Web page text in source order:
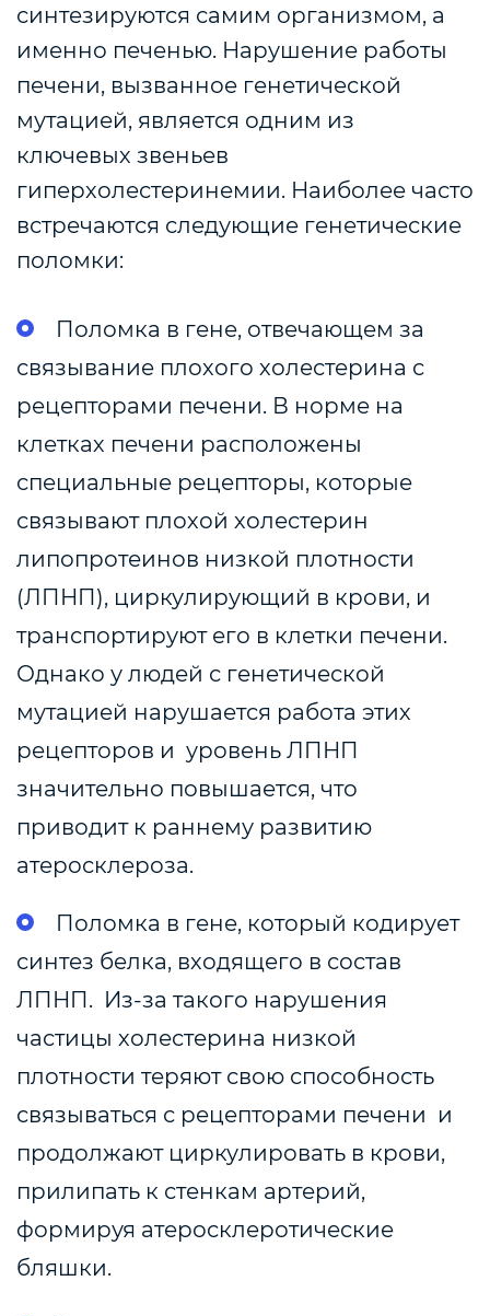
синтезируются самим организмом, а
именно печенью. Нарушение работы
печени, вызванное генетической
мутацией, является одним из
ключевых звеньев
гиперхолестеринемии. Наиболее часто
встречаются следующие генетические
поломки:
Поломка в гене, отвечающем за
связывание плохого холестерина с
рецепторами печени. В норме на
клетках печени расположены
специальные рецепторы, которые
связывают плохой холестерин
липопротеинов низкой плотности
(ЛПНП), циркулирующий в крови, и
транспортируют его в клетки печени.
Однако у людей с генетической
мутацией нарушается работа этих
рецепторов и уровень ЛПНП
значительно повышается, что
приводит к раннему развитию
атеросклероза.
Поломка в гене, который кодирует
синтез белка, входящего в состав
ЛПНП. Из-за такого нарушения
частицы холестерина низкой
плотности теряют свою способность
связываться с рецепторами печени и
продолжают циркулировать в крови,
прилипать к стенкам артерий,
формируя атеросклеротические
бляшки.